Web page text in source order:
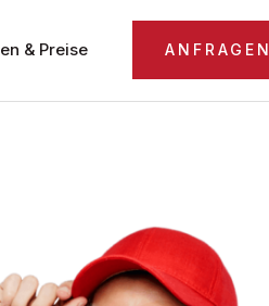
& Preise ANFRAGEN